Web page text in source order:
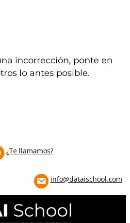
incorrección, ponte en
lo antes posible.
¿Te llamamos?
info@dataischool.com